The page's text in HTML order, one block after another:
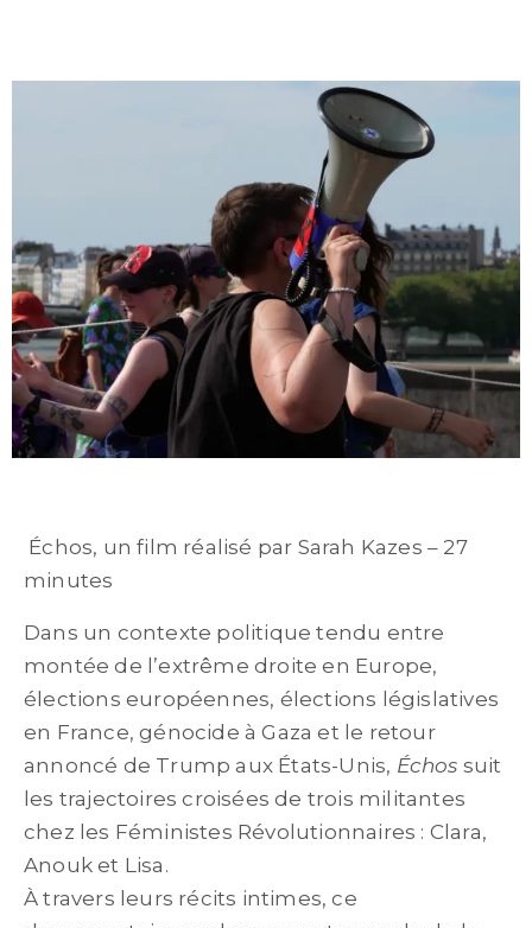
Échos, un film réalisé par Sarah Kazes – 27
minutes
Dans un contexte politique tendu entre
montée de l’extrême droite en Europe,
élections européennes, élections législatives
en France, génocide à Gaza et le retour
annoncé de Trump aux États-Unis, Échos suit
les trajectoires croisées de trois militantes
chez les Féministes Révolutionnaires : Clara,
Anouk et Lisa.
À travers leurs récits intimes, ce